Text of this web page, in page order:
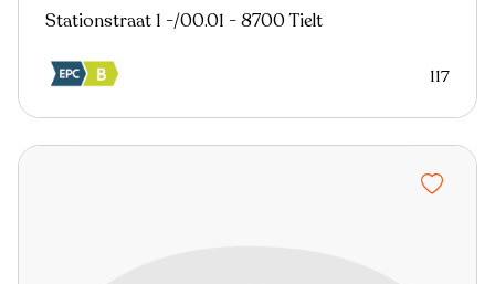
Stationstraat 1 -/00.01 - 8700 Tielt
117